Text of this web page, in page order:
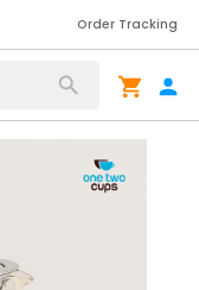
Order Tracking